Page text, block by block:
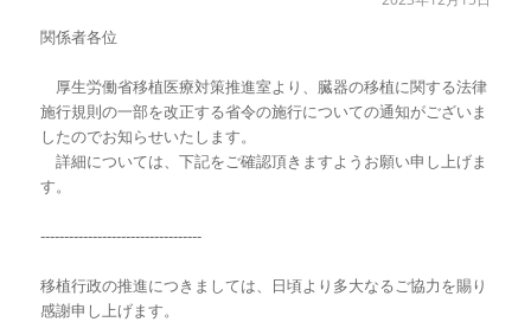
関係者各位
厚生労働省移植医療対策推進室より、臓器の移植に関する法律
施行規則の一部を改正する省令の施行についての通知がございま
したのでお知らせいたします。
詳細については、下記をご確認頂きますようお願い申し上げま
す。
----------------------------------
移植行政の推進につきましては、日頃より多大なるご協力を賜り
感謝申し上げます。